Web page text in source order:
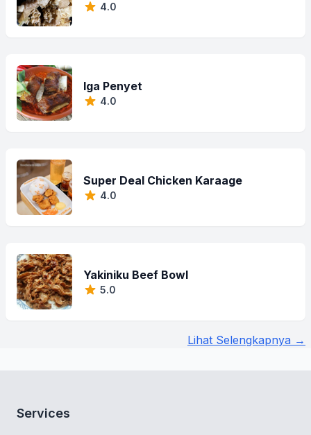
4.0
Iga Penyet
4.0
Super Deal Chicken Karaage
4.0
Yakiniku Beef Bowl
5.0
Lihat Selengkapnya →
Services